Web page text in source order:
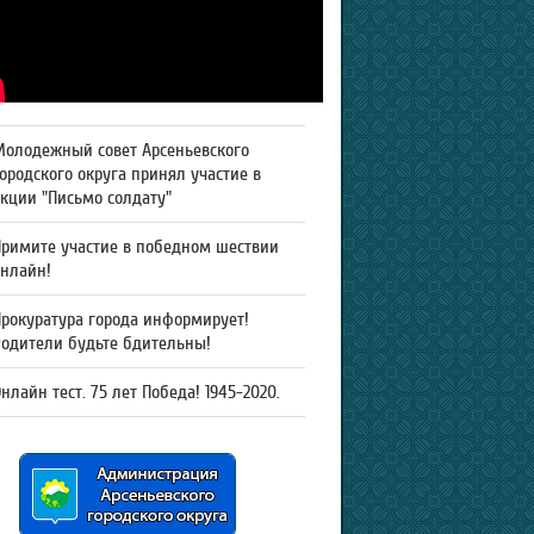
совет Арсеньевского
округа принял участие в
"Письмо солдату"
участие в победном шествии
города информирует!
будьте бдительны!
тест. 75 лет Победа! 1945-2020.